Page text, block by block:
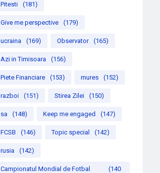
Pitesti (181)
Give me perspective (179)
ucraina (169) Observator (165)
Azi in Timisoara (156)
Piete Financiare (153) mures (152)
razboi (151) Stirea Zilei (150)
sa (148) Keep me engaged (147)
FCSB (146) Topic special (142)
rusia (142)
Campionatul Mondial de Fotbal
(140